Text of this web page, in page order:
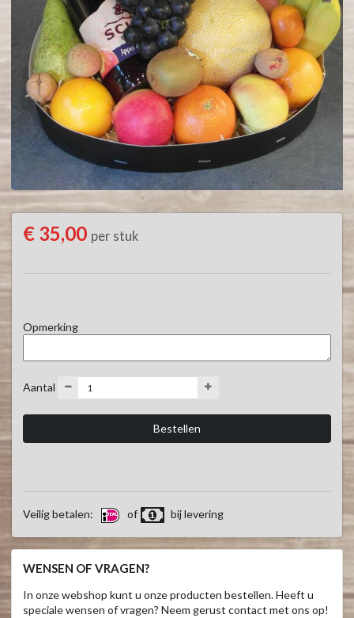
€ 35,00 per stuk
Opmerking
Aantal
Veilig betalen: of bij levering
WENSEN OF VRAGEN?
In onze webshop kunt u onze producten bestellen. Heeft u
speciale wensen of vragen? Neem gerust contact met ons op!